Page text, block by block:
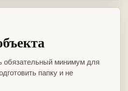
обязательный минимум для
папку и не